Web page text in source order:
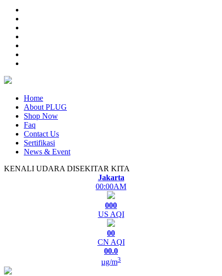
Home
About PLUG
Shop Now
Faq
Contact Us
Sertifikasi
News & Event
KENALI UDARA DISEKITAR KITA
Jakarta
00:00AM
000
US AQI
00
CN AQI
00.0
µg/m3